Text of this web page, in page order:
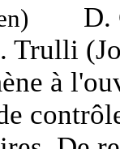
D.
Trulli
à